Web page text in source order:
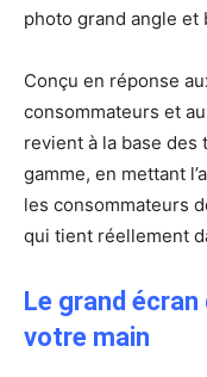
photo grand angle et
Conçu en réponse
consommateurs et
revient à la base
gamme, en mettant
les consommateurs
qui tient réellement
Le grand
votre main